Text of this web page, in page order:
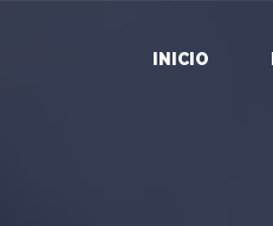
INICIO